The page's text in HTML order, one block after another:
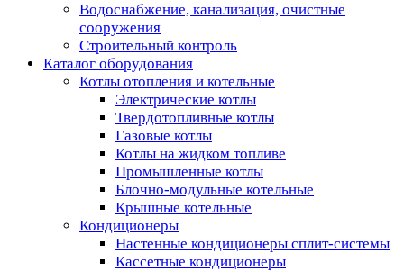
Водоснабжение, канализация, очистные
сооружения
Строительный контроль
Каталог оборудования
Котлы отопления и котельные
Электрические котлы
Твердотопливные котлы
Газовые котлы
Котлы на жидком топливе
Промышленные котлы
Блочно-модульные котельные
Крышные котельные
Кондиционеры
Настенные кондиционеры сплит-системы
Кассетные кондиционеры